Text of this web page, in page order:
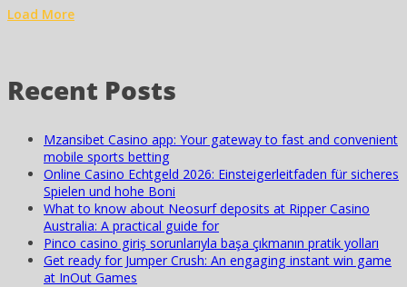
Load More
Recent Posts
Mzansibet Casino app: Your gateway to fast and convenient
mobile sports betting
Online Casino Echtgeld 2026: Einsteigerleitfaden für sicheres
Spielen und hohe Boni
What to know about Neosurf deposits at Ripper Casino
Australia: A practical guide for
Pinco casino giriş sorunlarıyla başa çıkmanın pratik yolları
Get ready for Jumper Crush: An engaging instant win game
at InOut Games